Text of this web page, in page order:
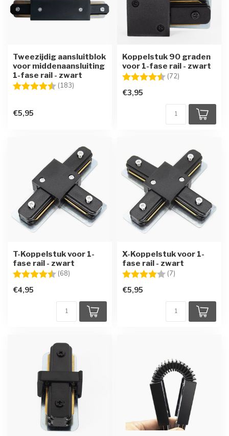
Tweezijdig aansluitblok
voor middenaansluiting
1-fase rail - zwart
Beoordeling: (183)
€5,95
Koppelstuk 90 graden
voor 1-fase rail - zwart
Beoordeling: (72)
€3,95
T-Koppelstuk voor 1-
fase rail - zwart
Beoordeling: (68)
€4,95
X-Koppelstuk voor 1-
fase rail - zwart
Beoordeling: (7)
€5,95